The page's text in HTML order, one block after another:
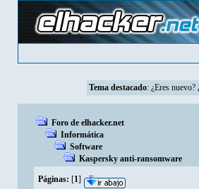
Tema destacado: ¿Eres nuevo?
Foro de elhacker.net
Informática
Software
Kaspersky anti-ransomware
Páginas: [1]